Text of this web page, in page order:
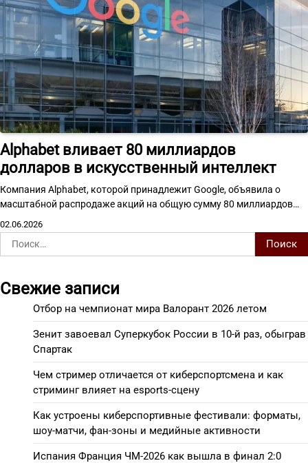
Alphabet вливает 80 миллиардов
долларов в искусственный интеллект
Компания Alphabet, которой принадлежит Google, объявила о
масштабной распродаже акций на общую сумму 80 миллиардов…
02.06.2026
Найти:
Свежие записи
Отбор на чемпионат мира Валорант 2026 летом
Зенит завоевал Суперкубок России в 10-й раз, обыграв
Спартак
Чем стример отличается от киберспортсмена и как
стриминг влияет на esports-сцену
Как устроены киберспортивные фестивали: форматы,
шоу-матчи, фан-зоны и медийные активности
Испания Франция ЧМ-2026 как вышла в финал 2:0